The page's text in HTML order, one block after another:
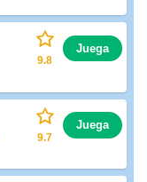
9.8
Juega
9.7
Juega